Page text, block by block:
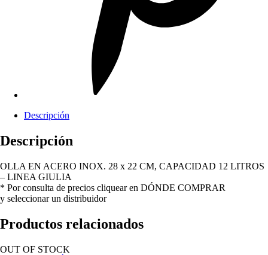
Descripción
Descripción
OLLA EN ACERO INOX. 28 x 22 CM, CAPACIDAD 12 LITROS
– LINEA GIULIA
* Por consulta de precios cliquear en DÓNDE COMPRAR
y seleccionar un distribuidor
Productos relacionados
OUT OF STOCK